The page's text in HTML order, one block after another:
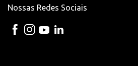
Nossas Redes Sociais